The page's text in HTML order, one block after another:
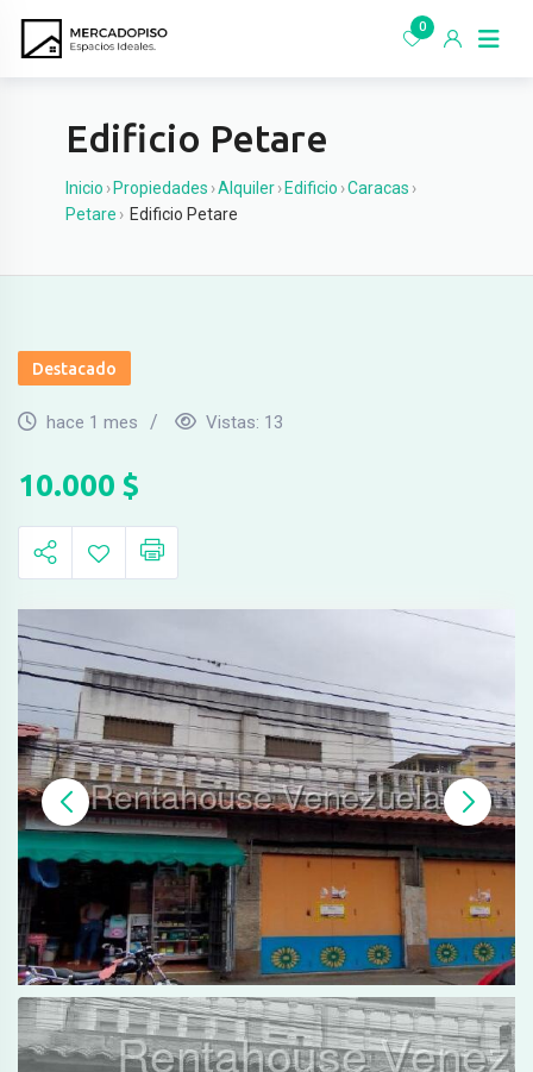
0
Edificio Petare
Inicio › Propiedades ›Alquiler› Edificio ›Caracas ›
Petare › Edificio Petare
Destacado
hace 1 mes Vistas: 13
10.000 $